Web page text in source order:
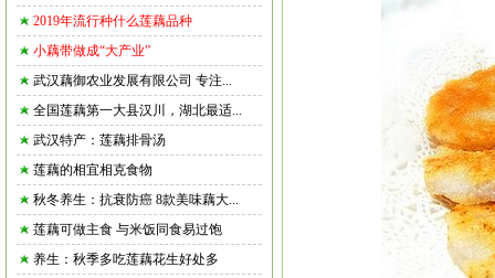
2019年流行种什么莲藕品种
小藕带做成“大产业”
武汉藕御农业发展有限公司 专注...
全国莲藕第一大县汉川，湖北最适...
武汉特产：莲藕排骨汤
莲藕的相宜相克食物
秋冬养生：抗衰防癌 8款美味藕大...
莲藕可做主食 与米饭同食易过饱
养生：秋季多吃莲藕花生好处多